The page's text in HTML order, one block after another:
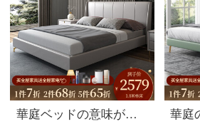
華庭ベッドの意味があります。現代の簡単なベッドはツインベッドで1.8メートルです。結婚ベッドは主に北欧アメリカ式の軽奢な家具シーツです。